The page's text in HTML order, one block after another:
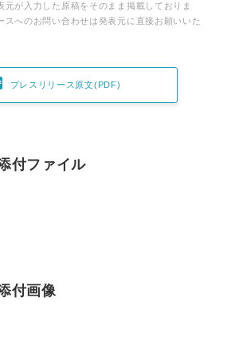
元が入力した原稿をそのまま掲載しておりま
スへのお問い合わせは発表元に直接お願いいた
プレスリリース原文(PDF)
付ファイル
付画像